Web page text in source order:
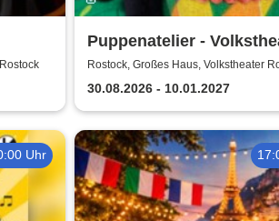
Puppenatelier -
Rostock
Rostock, Großes Haus, Volkstheater
30.08.2026 - 10.01.2027
Uhr